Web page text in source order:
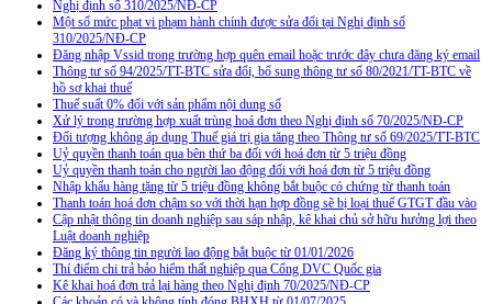
Nghị định số 310/2025/NĐ-CP
Một số mức phạt vi phạm hành chính được sửa đổi tại Nghị định số
310/2025/NĐ-CP
Đăng nhập Vssid trong trường hợp quên email hoặc trước đây chưa đăng ký email
Thông tư số 94/2025/TT-BTC sửa đổi, bổ sung thông tư số 80/2021/TT-BTC về
hồ sơ khai thuế
Thuế suất 0% đối với sản phẩm nội dung số
Xử lý trong trường hợp xuất trùng hoá đơn theo Nghị định số 70/2025/NĐ-CP
Đối tượng không áp dụng Thuế giá trị gia tăng theo Thông tư số 69/2025/TT-BTC
Uỷ quyền thanh toán qua bên thứ ba đối với hoá đơn từ 5 triệu đồng
Uỷ quyền thanh toán cho người lao động đối với hoá đơn từ 5 triệu đồng
Nhập khẩu hàng tặng từ 5 triệu đồng không bắt buộc có chứng từ thanh toán
Thanh toán hoá đơn chậm so với thời hạn hợp đồng sẽ bị loại thuế GTGT đầu vào
Cập nhật thông tin doanh nghiệp sau sáp nhập, kê khai chủ sở hữu hưởng lợi theo
Luật doanh nghiệp
Đăng ký thông tin người lao động bắt buộc từ 01/01/2026
Thí điểm chi trả bảo hiểm thất nghiệp qua Cổng DVC Quốc gia
Kê khai hoá đơn trả lại hàng theo Nghị định 70/2025/NĐ-CP